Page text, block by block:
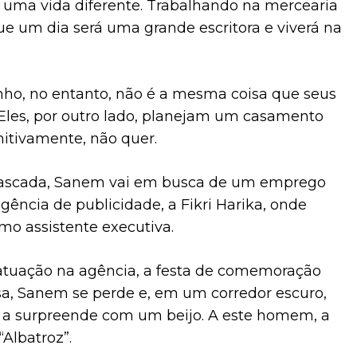
vida diferente. Trabalhando na mercearia
um dia será uma grande escritora e viverá na
no entanto, não é a mesma coisa que seus
por outro lado, planejam um casamento
não quer.
Sanem vai em busca de um emprego
de publicidade, a Fikri Harika, onde
assistente executiva.
na agência, a festa de comemoração
Sanem se perde e, em um corredor escuro,
surpreende com um beijo. A este homem, a